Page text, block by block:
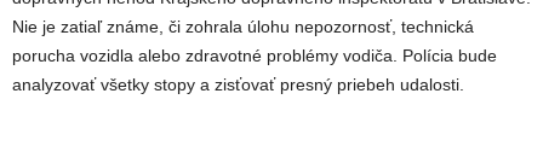
Nie je zatiaľ známe, či zohrala úlohu nepozornosť, technická
porucha vozidla alebo zdravotné problémy vodiča. Polícia bude
analyzovať všetky stopy a zisťovať presný priebeh udalosti.